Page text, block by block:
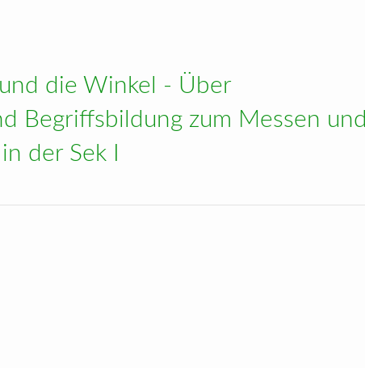
die Winkel - Über
Begriffsbildung zum Messen und
der Sek I